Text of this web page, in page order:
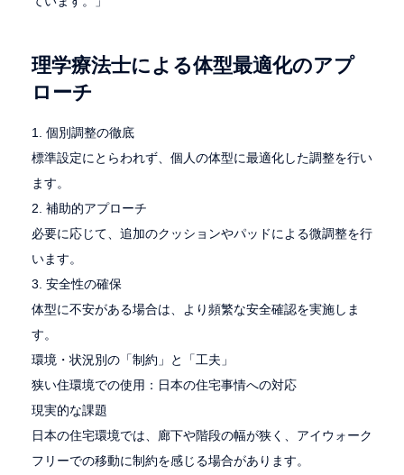
理学療法士による体型最適化のアプ
ローチ
1. 個別調整の徹底
標準設定にとらわれず、個人の体型に最適化した調整を行い
ます。
2. 補助的アプローチ
必要に応じて、追加のクッションやパッドによる微調整を行
います。
3. 安全性の確保
体型に不安がある場合は、より頻繁な安全確認を実施しま
す。
環境・状況別の「制約」と「工夫」
狭い住環境での使用：日本の住宅事情への対応
現実的な課題
日本の住宅環境では、廊下や階段の幅が狭く、アイウォーク
フリーでの移動に制約を感じる場合があります。